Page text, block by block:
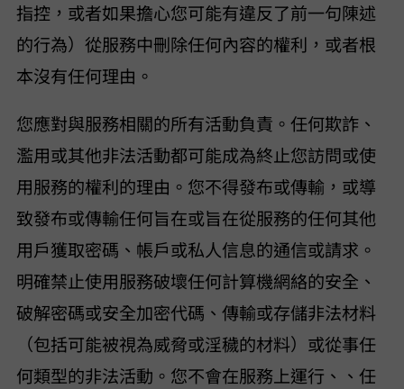
指控，或者如果 VideoHunter 擔心您可能有違反了前一句陳述
的行為）從服務中刪除任何內容的權利，或者根
本沒有任何理由。
您應對與服務相關的所有活動負責。任何欺詐、
濫用或其他非法活動都可能成為終止您訪問或使
用服務的權利的理由。您不得發布或傳輸，或導
致發布或傳輸任何旨在或旨在從服務的任何其他
用戶獲取密碼、帳戶或私人信息的通信或請求。
明確禁止使用服務破壞任何計算機網絡的安全、
破解密碼或安全加密代碼、傳輸或存儲非法材料
（包括可能被視為威脅或淫穢的材料）或從事任
何類型的非法活動。您不會在服務上運行 Maillist、Listserv、任